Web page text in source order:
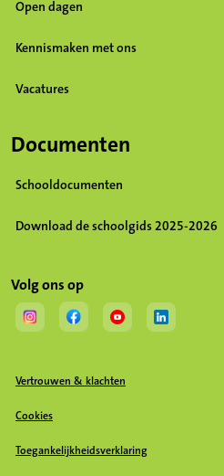
Open dagen
Kennismaken met ons
Vacatures
Documenten
Schooldocumenten
Download de schoolgids 2025-2026
(Opent in een nieuw tabblad)
Volg ons op
(Opent in een nieuw tabblad)
(Opent in een nieuw
(Opent in een
Vertrouwen & klachten
Cookies
Toegankelijkheidsverklaring